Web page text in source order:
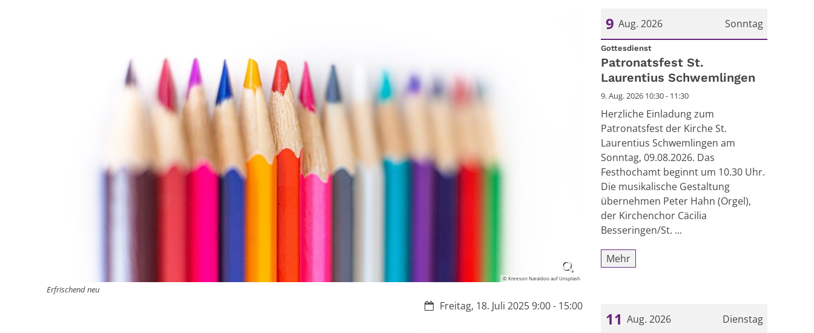
© Kreeson Naraidoo auf Unsplash
Erfrischend neu
Datum:Freitag, 18. Juli 2025 9:00 - 15:00
Sonntag
9 Aug. 2026
Datum: 9. August 2026
Gottesdienst:
Patronatsfest St.
Laurentius Schwemlingen
9. Aug. 2026 10:30 - 11:30
Herzliche Einladung zum
Patronatsfest der Kirche St.
Laurentius Schwemlingen am
Sonntag, 09.08.2026. Das
Festhochamt beginnt um 10.30 Uhr.
Die musikalische Gestaltung
übernehmen Peter Hahn (Orgel),
der Kirchenchor Cäcilia
Besseringen/St. ...
Mehr
Dienstag
11 Aug. 2026